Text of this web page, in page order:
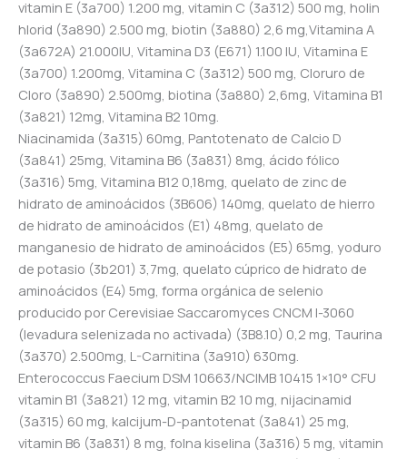
vitamin E (3a700) 1.200 mg, vitamin C (3a312) 500 mg, holin
hlorid (3a890) 2.500 mg, biotin (3a880) 2,6 mg,Vitamina A
(3a672A) 21.000IU, Vitamina D3 (E671) 1.100 IU, Vitamina E
(3a700) 1.200mg, Vitamina C (3a312) 500 mg, Cloruro de
Cloro (3a890) 2.500mg, biotina (3a880) 2,6mg, Vitamina B1
(3a821) 12mg, Vitamina B2 10mg.
Niacinamida (3a315) 60mg, Pantotenato de Calcio D
(3a841) 25mg, Vitamina B6 (3a831) 8mg, ácido fólico
(3a316) 5mg, Vitamina B12 0,18mg, quelato de zinc de
hidrato de aminoácidos (3B606) 140mg, quelato de hierro
de hidrato de aminoácidos (E1) 48mg, quelato de
manganesio de hidrato de aminoácidos (E5) 65mg, yoduro
de potasio (3b201) 3,7mg, quelato cúprico de hidrato de
aminoácidos (E4) 5mg, forma orgánica de selenio
producido por Cerevisiae Saccaromyces CNCM I-3060
(levadura selenizada no activada) (3B8.10) 0,2 mg, Taurina
(3a370) 2.500mg, L-Carnitina (3a910) 630mg.
Enterococcus Faecium DSM 10663/NCIMB 10415 1×10° CFU
vitamin B1 (3a821) 12 mg, vitamin B2 10 mg, nijacinamid
(3a315) 60 mg, kalcijum-D-pantotenat (3a841) 25 mg,
vitamin B6 (3a831) 8 mg, folna kiselina (3a316) 5 mg, vitamin